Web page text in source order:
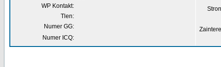
WP Kontakt:
Tlen:
Numer GG:
Numer ICQ: